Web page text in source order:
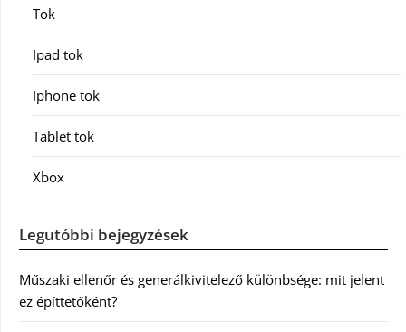
Tok
Ipad tok
Iphone tok
Tablet tok
Xbox
Legutóbbi bejegyzések
Műszaki ellenőr és generálkivitelező különbsége: mit jelent
ez építtetőként?